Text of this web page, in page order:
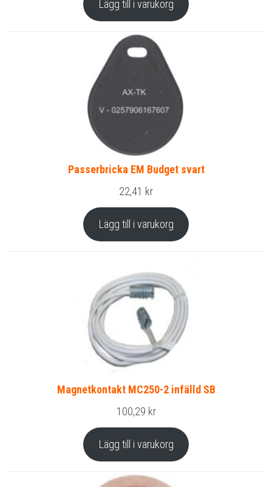
Lägg till i varukorg
Passerbricka EM Budget svart
22,41 kr
Lägg till i varukorg
Magnetkontakt MC250-2 infälld SB
100,29 kr
Lägg till i varukorg